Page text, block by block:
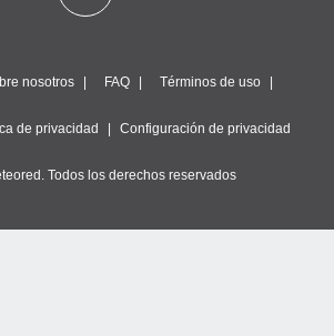
nosotros FAQ Términos de uso
de privacidad Configuración de privacidad
Todos los derechos reservados